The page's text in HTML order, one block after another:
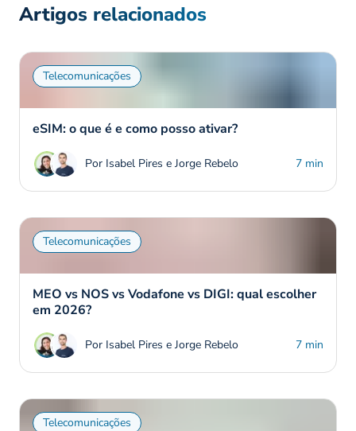
Artigos relacionados
Telecomunicações
eSIM: o que é e como posso ativar?
Por Isabel Pires e Jorge Rebelo 7 min
Telecomunicações
MEO vs NOS vs Vodafone vs DIGI: qual escolher
em 2026?
Por Isabel Pires e Jorge Rebelo 7 min
Telecomunicações